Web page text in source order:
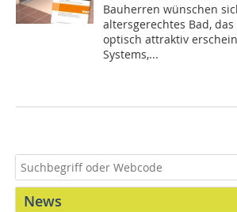
Bauherren wünschen
altersgerechtes Bad,
optisch attraktiv
Systems,...
News